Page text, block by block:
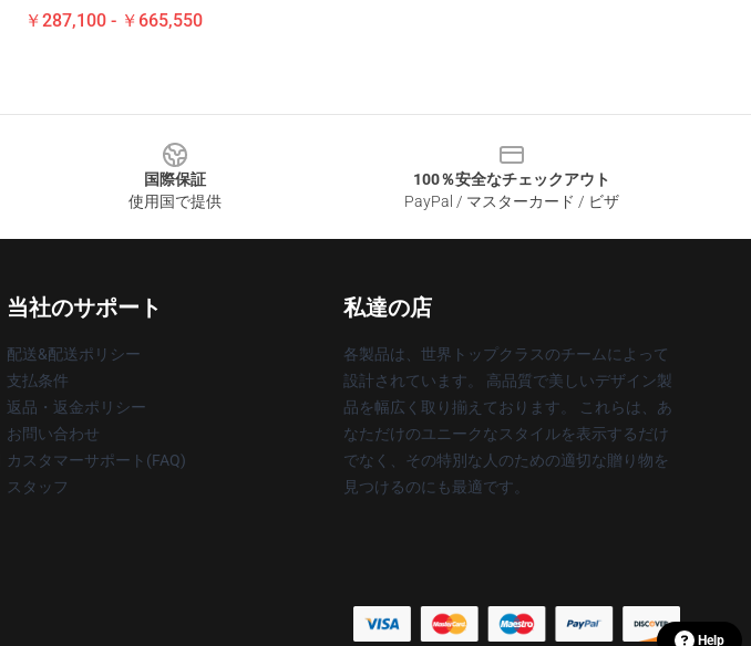
￥287,100 - ￥665,550
国際保証
使用国で提供
100％安全なチェックアウト
PayPal / マスターカード / ビザ
当社のサポート
配送&配送ポリシー
支払条件
返品・返金ポリシー
お問い合わせ
カスタマーサポート(FAQ)
スタッフ
私達の店
各製品は、世界トップクラスのチームによって
設計されています。 高品質で美しいデザイン製
品を幅広く取り揃えております。 これらは、あ
なただけのユニークなスタイルを表示するだけ
でなく、その特別な人のための適切な贈り物を
見つけるのにも最適です。
Help